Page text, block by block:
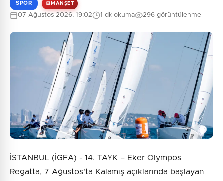
SPOR MANŞET
07 Ağustos 2026, 19:02 1 dk okuma 296 görüntülenme
İSTANBUL (İGFA) - 14. TAYK – Eker Olympos
Regatta, 7 Ağustos'ta Kalamış açıklarında başlayan